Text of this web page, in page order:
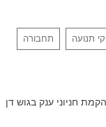
תנועה תחבורה